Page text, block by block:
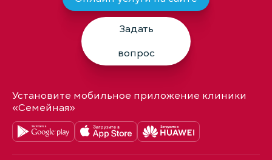
Задать
вопрос
Установите мобильное приложение клиники
«Семейная»